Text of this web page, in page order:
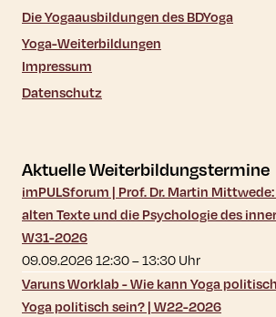
Die Yogaausbildungen des BDYoga
Yoga-Weiterbildungen
Impressum
Datenschutz
Aktuelle Weiterbildungstermine
imPULSforum | Prof. Dr. Martin
alten Texte und die Psychologie des
W31-2026
09.09.2026 12:30–13:30Uhr
Varuns Worklab - Wie kann Yoga
Yoga politisch sein? | W22-2026